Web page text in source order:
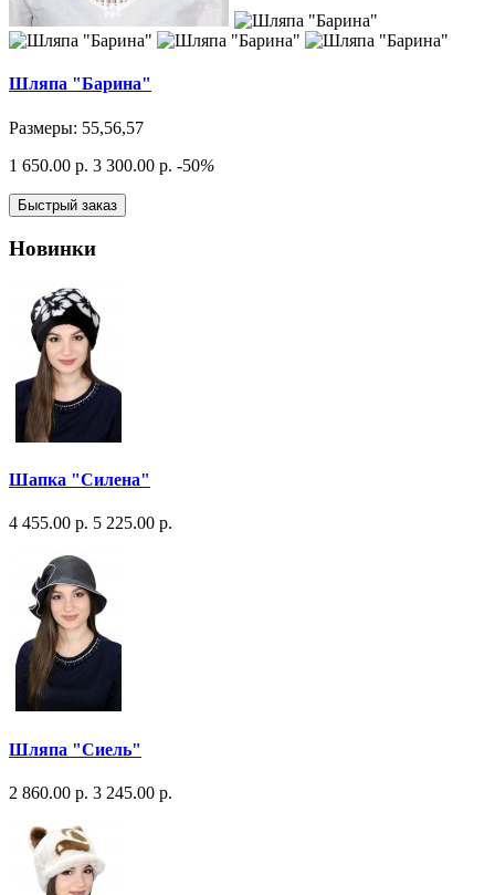
Шляпа "Барина"
Размеры: 55,56,57
1 650.00 р. 3 300.00 р. -50%
Быстрый заказ
Новинки
Шапка "Силена"
4 455.00 р. 5 225.00 р.
Шляпа "Сиель"
2 860.00 р. 3 245.00 р.